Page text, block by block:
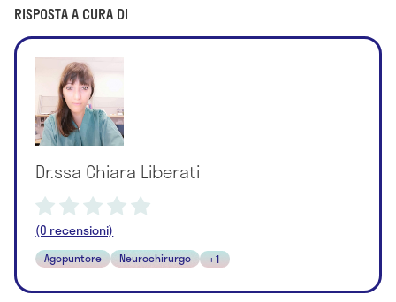
RISPOSTA A CURA DI
Dr.ssa Chiara Liberati
(0 recensioni)
Agopuntore Neurochirurgo +1